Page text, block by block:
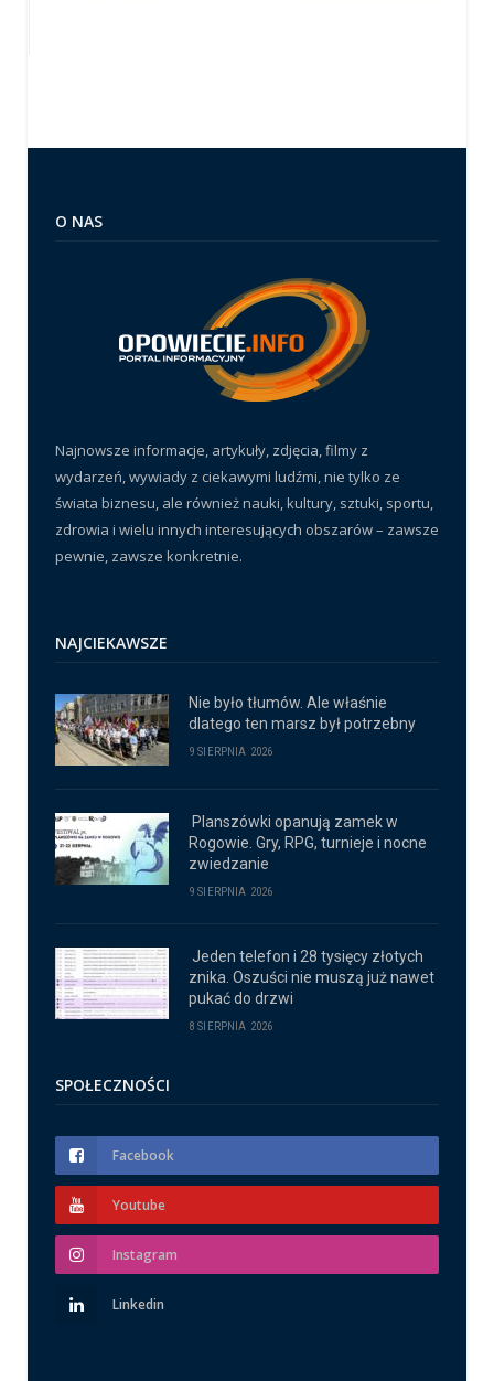
O NAS
Najnowsze informacje, artykuły, zdjęcia, filmy z
wydarzeń, wywiady z ciekawymi ludźmi, nie tylko ze
świata biznesu, ale również nauki, kultury, sztuki, sportu,
zdrowia i wielu innych interesujących obszarów – zawsze
pewnie, zawsze konkretnie.
NAJCIEKAWSZE
Nie było tłumów. Ale właśnie
dlatego ten marsz był potrzebny
9 SIERPNIA 2026
Planszówki opanują zamek w
Rogowie. Gry, RPG, turnieje i nocne
zwiedzanie
9 SIERPNIA 2026
Jeden telefon i 28 tysięcy złotych
znika. Oszuści nie muszą już nawet
pukać do drzwi
8 SIERPNIA 2026
SPOŁECZNOŚCI
Facebook
Youtube
Instagram
Linkedin